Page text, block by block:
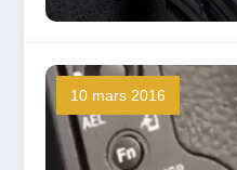
10 mars 2016